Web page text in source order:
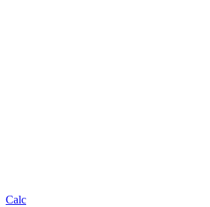
Calc